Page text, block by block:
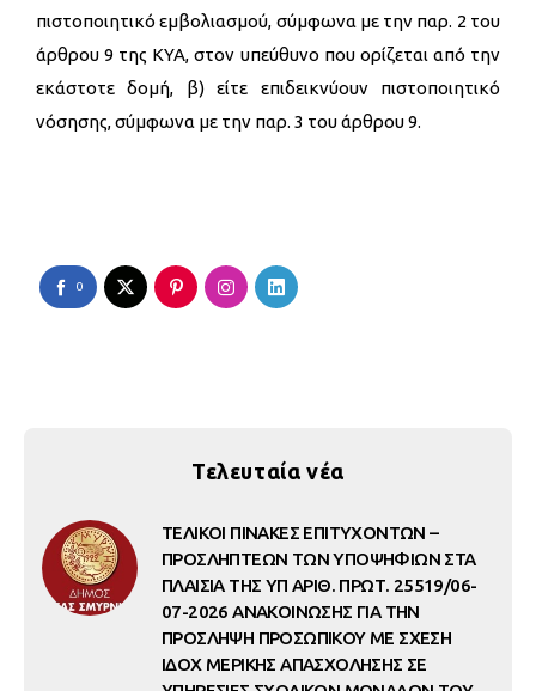
πιστοποιητικό εμβολιασμού, σύμφωνα με την παρ. 2 του
άρθρου 9 της ΚΥΑ, στον υπεύθυνο που ορίζεται από την
εκάστοτε δομή, β) είτε επιδεικνύουν πιστοποιητικό
νόσησης, σύμφωνα με την παρ. 3 του άρθρου 9.
0
Τελευταία νέα
ΤΕΛΙΚΟΙ ΠΙΝΑΚΕΣ ΕΠΙΤΥΧΟΝΤΩΝ –
ΠΡΟΣΛΗΠΤΕΩΝ ΤΩΝ ΥΠΟΨΗΦΙΩΝ ΣΤΑ
ΠΛΑΙΣΙΑ ΤΗΣ ΥΠ ΑΡΙΘ. ΠΡΩΤ. 25519/06-
07-2026 ΑΝΑΚΟΙΝΩΣΗΣ ΓΙΑ ΤΗΝ
ΠΡΟΣΛΗΨΗ ΠΡΟΣΩΠΙΚΟΥ ΜΕ ΣΧΕΣΗ
ΙΔΟΧ ΜΕΡΙΚΗΣ ΑΠΑΣΧΟΛΗΣΗΣ ΣΕ